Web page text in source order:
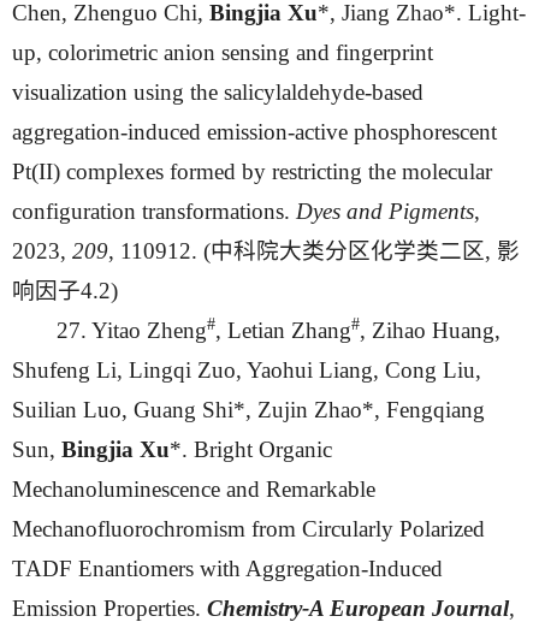
Chen, Zhenguo Chi, Bingjia Xu*, Jiang Zhao*. Light-
up, colorimetric anion sensing and fingerprint
visualization using the salicylaldehyde-based
aggregation-induced emission-active phosphorescent
Pt(II) complexes formed by restricting the molecular
configuration transformations. Dyes and Pigments,
2023, 209, 110912. (中科院大类分区化学类二区, 影
响因子4.2)
27. Yitao Zheng#, Letian Zhang#, Zihao Huang,
Shufeng Li, Lingqi Zuo, Yaohui Liang, Cong Liu,
Suilian Luo, Guang Shi*, Zujin Zhao*, Fengqiang
Sun, Bingjia Xu*. Bright Organic
Mechanoluminescence and Remarkable
Mechanofluorochromism from Circularly Polarized
TADF Enantiomers with Aggregation-Induced
Emission Properties. Chemistry-A European Journal,